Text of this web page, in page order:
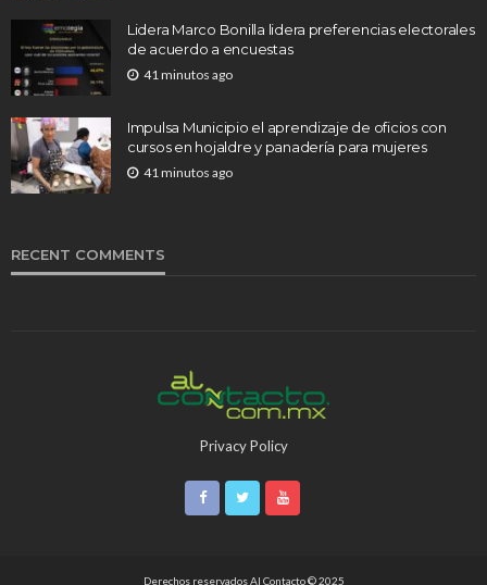
Lidera Marco Bonilla lidera preferencias electorales
de acuerdo a encuestas
41 minutos ago
Impulsa Municipio el aprendizaje de oficios con
cursos en hojaldre y panadería para mujeres
41 minutos ago
RECENT COMMENTS
Privacy Policy
Derechos reservados Al Contacto © 2025